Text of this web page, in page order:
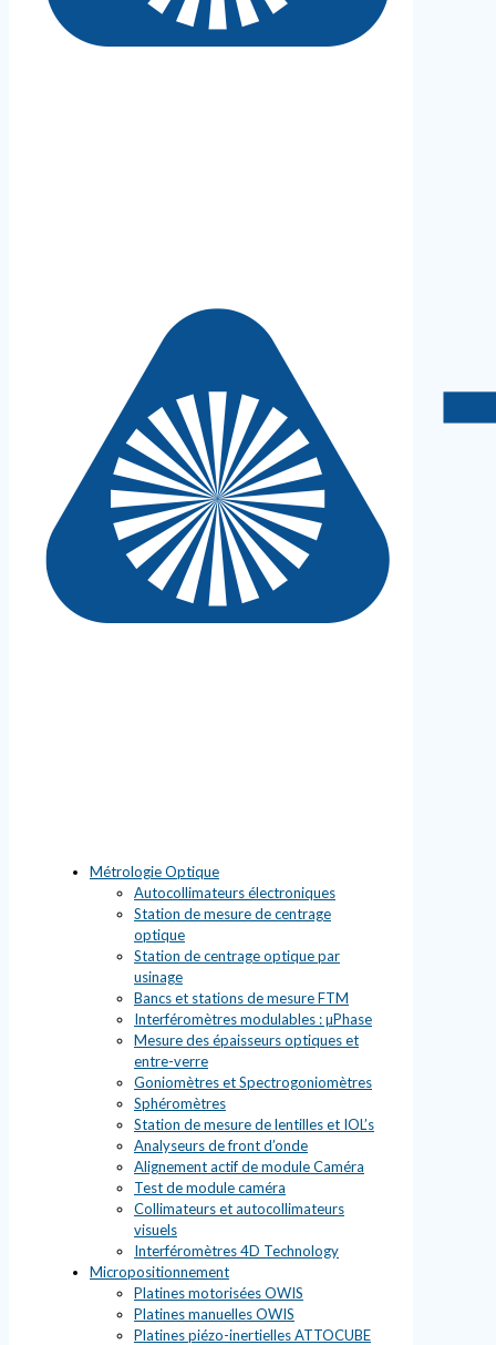
Métrologie Optique
Autocollimateurs électroniques
Station de mesure de centrage
optique
Station de centrage optique par
usinage
Bancs et stations de mesure FTM
Interféromètres modulables : µPhase
Mesure des épaisseurs optiques et
entre-verre
Goniomètres et Spectrogoniomètres
Sphéromètres
Station de mesure de lentilles et IOL’s
Analyseurs de front d’onde
Alignement actif de module Caméra
Test de module caméra
Collimateurs et autocollimateurs
visuels
Interféromètres 4D Technology
Micropositionnement
Platines motorisées OWIS
Platines manuelles OWIS
Platines piézo-inertielles ATTOCUBE